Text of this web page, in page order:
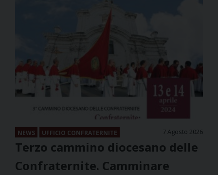
NEWS UFFICIO CONFRATERNITE 7 Agosto 2026
Terzo cammino diocesano delle
Confraternite. Camminare